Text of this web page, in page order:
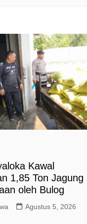
Kawal
1,85 Ton Jagung
oleh Bulog
Agustus 5, 2026